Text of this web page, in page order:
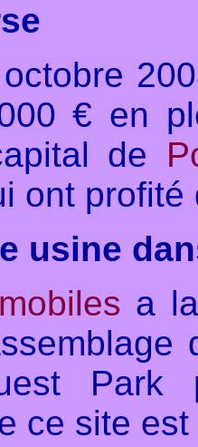
€ en
de
ont
usine
a
ce site